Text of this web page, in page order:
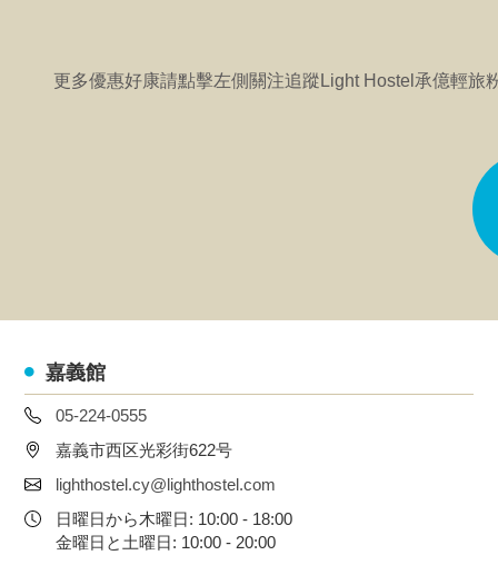
更多優惠好康請點擊左側關注追蹤Light Hostel承億輕旅
嘉義館
05-224-0555
嘉義市西区光彩街622号
lighthostel.cy@lighthostel.com
日曜日から木曜日: 10:00 - 18:00
金曜日と土曜日: 10:00 - 20:00